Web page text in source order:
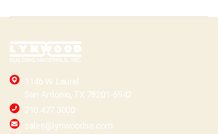
1146 W. Laurel
San Antonio, TX 78201-6942
210.477.3000
sales@lynwoodsa.com